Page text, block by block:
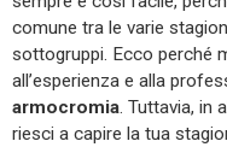
comune tra le varie
sottogruppi. Ecco perché
all’esperienza e alla
armocromia. Tuttavia, in
riesci a capire la tua